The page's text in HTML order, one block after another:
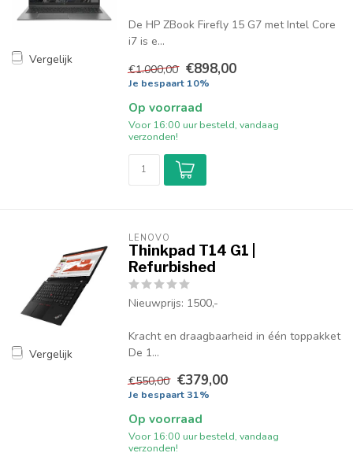
Vergelijk
De HP ZBook Firefly 15 G7 met Intel Core
i7 is e...
€1.000,00 €898,00
Je bespaart 10%
Op voorraad
Voor 16:00 uur besteld, vandaag
verzonden!
Vergelijk
LENOVO
Thinkpad T14 G1 |
Refurbished
Nieuwprijs: 1500,-
Kracht en draagbaarheid in één toppakket
De 1...
€550,00 €379,00
Je bespaart 31%
Op voorraad
Voor 16:00 uur besteld, vandaag
verzonden!